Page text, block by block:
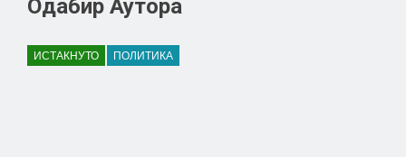
Одабир Аутора
ИСТАКНУТО ПОЛИТИКА